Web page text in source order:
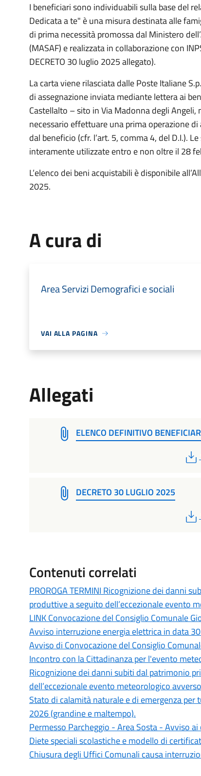
I beneficiari sono individuabili sulla base del
Dedicata a te" è una misura destinata alle
di prima necessità promossa dal Ministero
(MASAF) e realizzata in collaborazione con
DECRETO 30 luglio 2025 allegato).
La carta viene rilasciata dalle Poste Italiane
di assegnazione inviata mediante lettera ai
Castellalto – sito in Via Madonna degli
necessario effettuare una prima operazione
dal beneficio (cfr. l’art. 5, comma 4, del D.I.).
interamente utilizzate entro e non oltre il 28
L’elenco dei beni acquistabili è disponibile
2025.
A cura di
Area Servizi Demografici e sociali
VAI ALLA PAGINA
Allegati
ELENCO DEFINITIVO
DECRETO 30 LUGLIO 2025
Contenuti correlati
PROROGA TERMINI Ricognizione dei danni
produttive a seguito dell’eccezionale evento
LINK Convocazione del Consiglio Comunale
Avviso interruzione energia elettrica in data
Avviso di Convocazione del Consiglio
Incontro con la Cittadinanza per l'evento
Ricognizione dei danni subiti dal patrimonio
dell’eccezionale evento meteorologico
Stato di calamità naturale e di emergenza
2026 (grandine e maltempo).
Permesso Parcheggio - Area Sosta - Avviso
Diete speciali scolastiche e modello di
Chiusura degli Uffici Comunali causa